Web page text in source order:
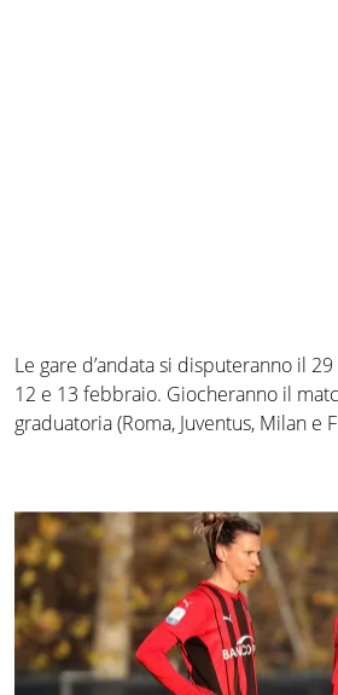
Le gare d’andata si disputeranno il
12 e 13 febbraio. Giocheranno il
graduatoria (Roma, Juventus, Milan e